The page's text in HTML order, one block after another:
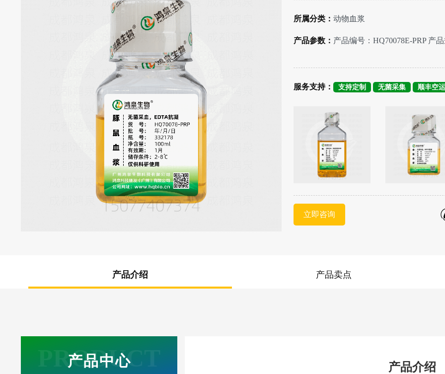
所属分类： 动物血浆
产品参数： 产品编号：HQ70078E-PRP 产
服务支持： 支持定制 无菌采集 顺丰空运
立即咨询
产品介绍 产品卖点
产品中心 产品介绍